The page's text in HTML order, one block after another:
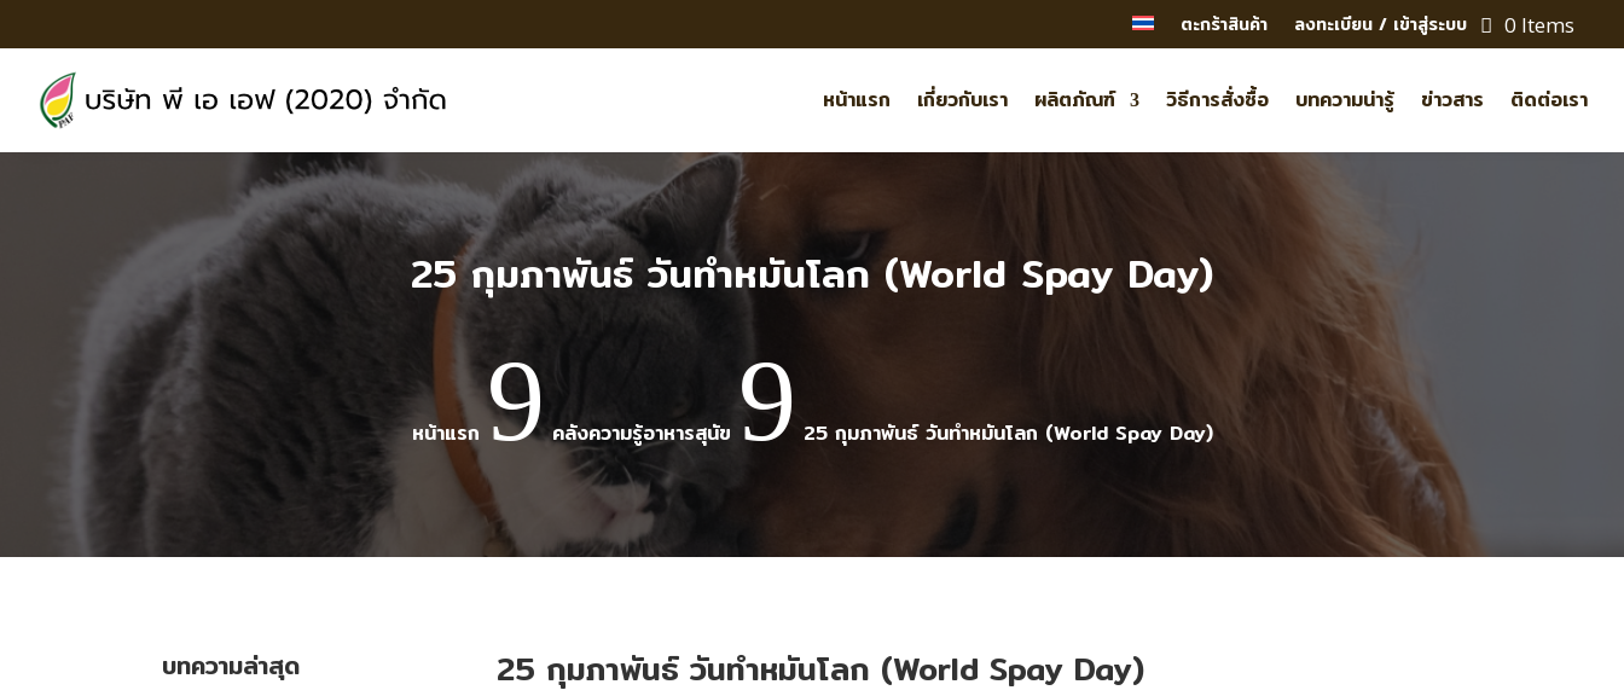
ตะกร้าสินค้า ลงทะเบียน / เข้าสู่ระบบ 0 Items
หน้าแรก เกี่ยวกับเรา ผลิตภัณฑ์ วิธีการสั่งซื้อ บทความน่ารู้ ข่าวสาร ติดต่อเรา
25 กุมภาพันธ์ วันทำหมันโลก (World Spay Day)
หน้าแรก 9 คลังความรู้อาหารสุนัข 9 25 กุมภาพันธ์ วันทำหมันโลก (World Spay Day)
บทความล่าสุด 25 กุมภาพันธ์ วันทำหมันโลก (World Spay Day)